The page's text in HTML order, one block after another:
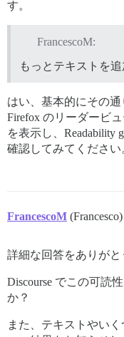
す。
FrancescoM:
もっとテキストを
はい、基本的にその通
Firefox のリーダービ
を表示し、Readability
確認してみてください
FrancescoM (Francesco)
詳細な回答をありがと
Discourse でこの可読
か？
また、テキストやい